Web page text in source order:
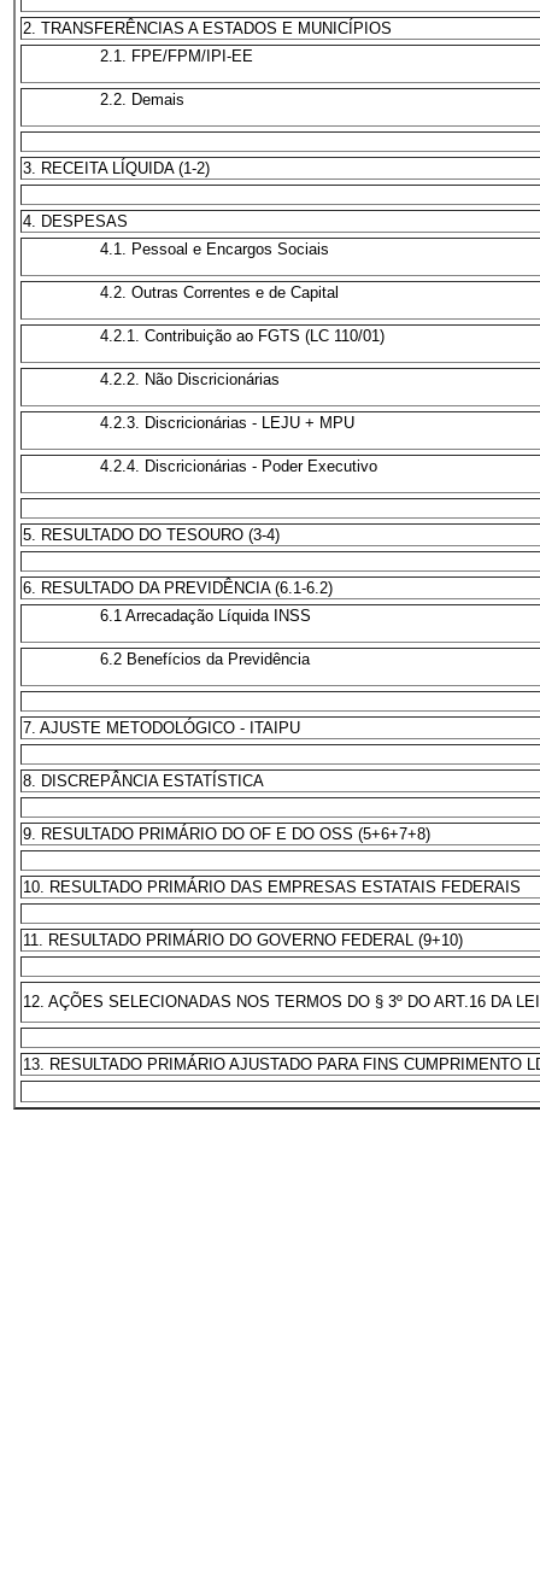
2. TRANSFERÊNCIAS A ESTADOS E MUNICÍPIOS
2.1. FPE/FPM/IPI-EE
2.2. Demais
3. RECEITA LÍQUIDA (1-2)
4. DESPESAS
4.1. Pessoal e Encargos Sociais
4.2. Outras Correntes e de Capital
4.2.1. Contribuição ao FGTS (LC 110/01)
4.2.2. Não Discricionárias
4.2.3. Discricionárias - LEJU + MPU
4.2.4. Discricionárias - Poder Executivo
5. RESULTADO DO TESOURO (3-4)
6. RESULTADO DA PREVIDÊNCIA (6.1-6.2)
6.1 Arrecadação Líquida INSS
6.2 Benefícios da Previdência
7. AJUSTE METODOLÓGICO - ITAIPU
8. DISCREPÂNCIA ESTATÍSTICA
9. RESULTADO PRIMÁRIO DO OF E DO OSS (5+6+7+8)
10. RESULTADO PRIMÁRIO DAS EMPRESAS ESTATAIS FEDERAIS
11. RESULTADO PRIMÁRIO DO GOVERNO FEDERAL (9+10)
12. AÇÕES SELECIONADAS NOS TERMOS DO § 3º DO ART.16 DA
13. RESULTADO PRIMÁRIO AJUSTADO PARA FINS CUMPRIMENTO